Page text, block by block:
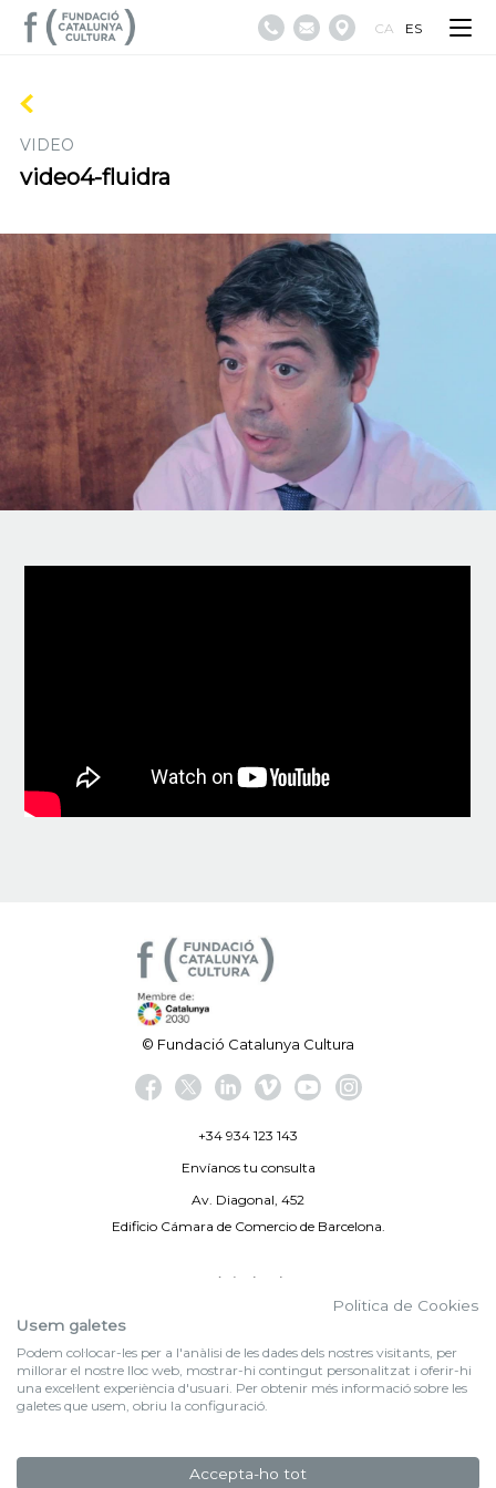
CA ES
VIDEO
video4-fluidra
© Fundació Catalunya Cultura
+34 934 123 143
Envíanos tu consulta
Av. Diagonal, 452
Edificio Cámara de Comercio de Barcelona.
Aviso legal
By 100X100NET
f (NEWSLETTER)
Politica de Cookies
Usem galetes
Podem col·locar-les per a l'anàlisi de les dades dels nostres visitants, per
millorar el nostre lloc web, mostrar-hi contingut personalitzat i oferir-hi
una excel·lent experiència d'usuari. Per obtenir més informació sobre les
galetes que usem, obriu la configuració.
Accepta-ho tot